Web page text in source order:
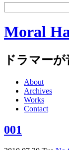
Moral
ドラマー
About
Archives
Works
Contact
001